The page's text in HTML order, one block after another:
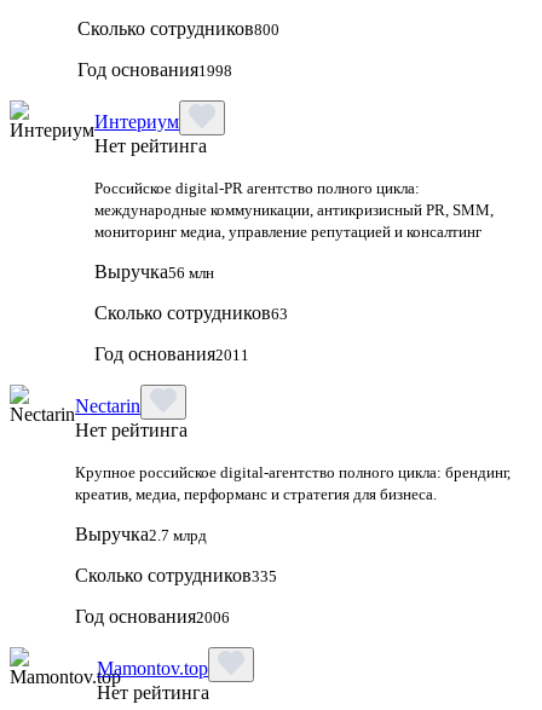
Сколько сотрудников800
Год основания1998
Интериум
Нет рейтинга
Российское digital-PR агентство полного цикла:
международные коммуникации, антикризисный PR, SMM,
мониторинг медиа, управление репутацией и консалтинг
Выручка56 млн
Сколько сотрудников63
Год основания2011
Nectarin
Нет рейтинга
Крупное российское digital‑агентство полного цикла: брендинг,
креатив, медиа, перформанс и стратегия для бизнеса.
Выручка2.7 млрд
Сколько сотрудников335
Год основания2006
Mamontov.top
Нет рейтинга